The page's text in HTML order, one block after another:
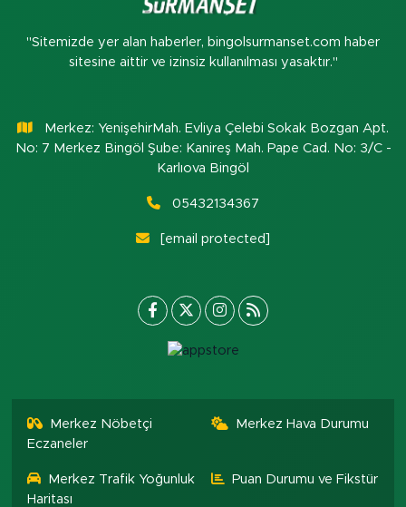
"Sitemizde yer alan haberler, bingolsurmanset.com haber
sitesine aittir ve izinsiz kullanılması yasaktır."
Merkez: YenişehirMah. Evliya Çelebi Sokak Bozgan Apt.
No: 7 Merkez Bingöl Şube: Kanireş Mah. Pape Cad. No: 3/C -
Karlıova Bingöl
05432134367
[email protected]
Merkez Nöbetçi
Eczaneler
Merkez Hava Durumu
Merkez Trafik Yoğunluk
Haritası
Puan Durumu ve Fikstür